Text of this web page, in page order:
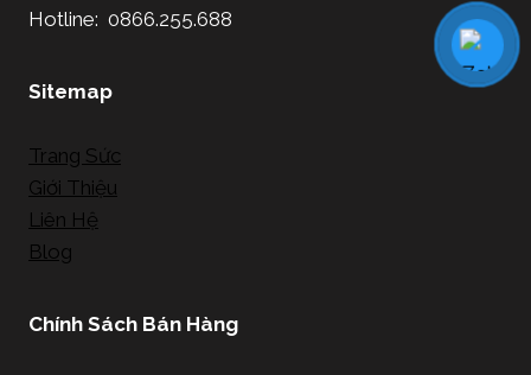
Hotline: 0866.255.688
Sitemap
Trang Sức
Giới Thiệu
Liên Hệ
Blog
Chính Sách Bán Hàng